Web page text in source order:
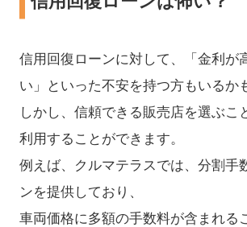
信用回復ローンに対して、「金利が
い」といった不安を持つ方もいるか
しかし、信頼できる販売店を選ぶこ
利用することができます。
例えば、クルマテラスでは、分割手
ンを提供しており、
車両価格に多額の手数料が含まれる